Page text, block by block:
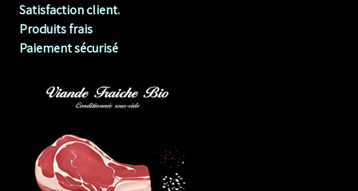
Satisfaction client.
Produits frais
Paiement sécurisé